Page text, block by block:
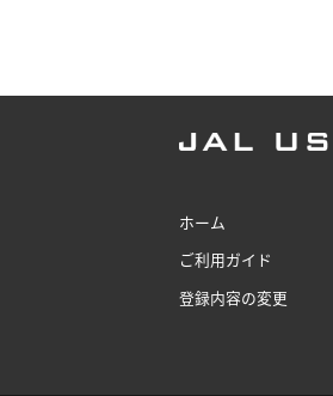
ホーム
ご利用ガイド
登録内容の変更